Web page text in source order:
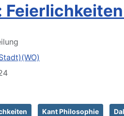
Kant Philosophie